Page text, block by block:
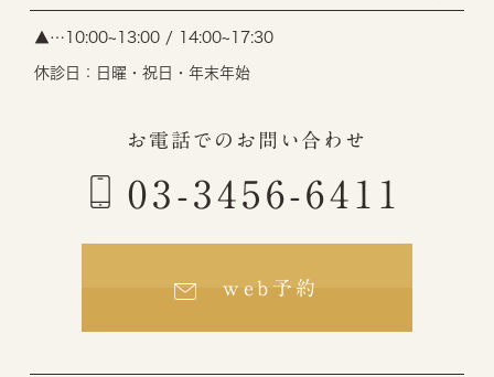
▲…10:00~13:00 / 14:00~17:30
休診日：日曜・祝日・年末年始
お電話でのお問い合わせ
03-3456-6411
web予約